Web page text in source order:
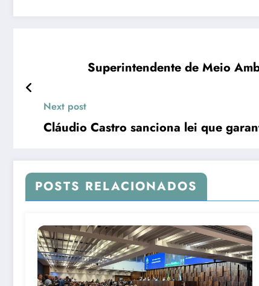
Superintendente de Meio
Next post
Cláudio Castro sanciona lei que
POSTS RELACIONADOS